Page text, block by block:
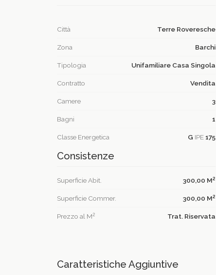
Città Terre Roveresche
Zona Barchi
Tipologia Unifamiliare Casa Singola
Contratto Vendita
Camere 3
Bagni 1
Classe Energetica G IPE175
Consistenze
Superficie Abit. 300,00 M2
Superficie Commer. 300,00 M2
Prezzo al M2 Trat. Riservata
Caratteristiche Aggiuntive